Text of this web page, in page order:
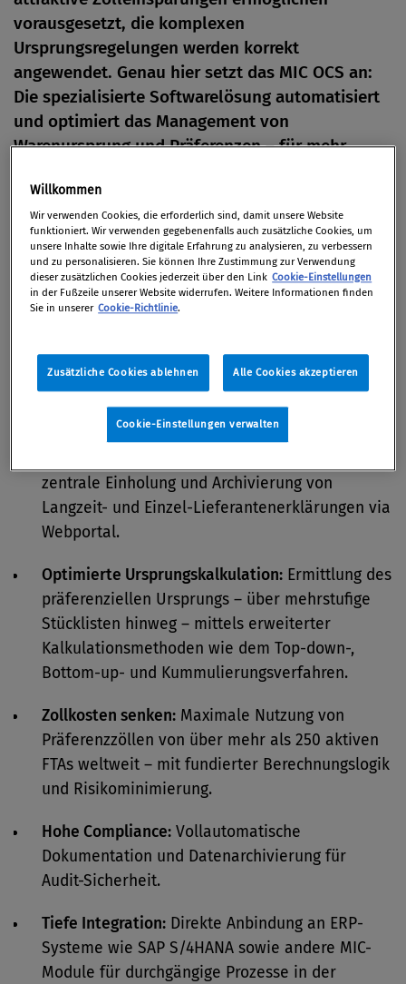
vorausgesetzt, die komplexen
Ursprungsregelungen werden korrekt
angewendet. Genau hier setzt das MIC OCS an:
Die spezialisierte Softwarelösung automatisiert
und optimiert das Management von
Warenursprung und Präferenzen – für mehr
globaler Handelsvorteile.
04. September 2025
Ihre Vorteile mit MIC OCS auf
einen Blick:
Automatisierte Lieferantenerklärungen:
zentrale Einholung und Archivierung von
Langzeit- und Einzel-Lieferantenerklärungen via
Webportal.
Optimierte Ursprungskalkulation: Ermittlung des
präferenziellen Ursprungs – über mehrstufige
Stücklisten hinweg – mittels erweiterter
Kalkulationsmethoden wie dem Top-down-,
Bottom-up- und Kummulierungsverfahren.
Zollkosten senken: Maximale Nutzung von
Präferenzzöllen von über mehr als 250 aktiven
FTAs weltweit – mit fundierter Berechnungslogik
und Risikominimierung.
Hohe Compliance: Vollautomatische
Dokumentation und Datenarchivierung für
Audit-Sicherheit.
Tiefe Integration: Direkte Anbindung an ERP-
Systeme wie SAP S/4HANA sowie andere MIC-
Module für durchgängige Prozesse in der
Willkommen
Wir verwenden Cookies, die erforderlich sind, damit unsere Website
funktioniert. Wir verwenden gegebenenfalls auch zusätzliche Cookies, um
unsere Inhalte sowie Ihre digitale Erfahrung zu analysieren, zu verbessern
und zu personalisieren. Sie können Ihre Zustimmung zur Verwendung
dieser zusätzlichen Cookies jederzeit über den Link Cookie-Einstellungen
in der Fußzeile unserer Website widerrufen. Weitere Informationen finden
Sie in unserer Cookie-Richtlinie.
Zusätzliche Cookies ablehnen Alle Cookies akzeptieren
Cookie-Einstellungen verwalten